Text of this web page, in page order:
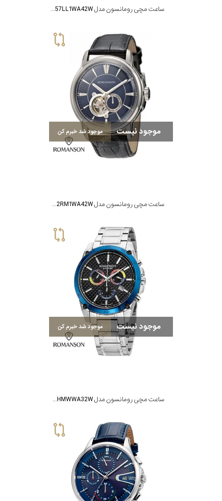
ساعت مچی رومانسون مدل TL4257LL1WA42W
موجود نیست موجود شد خبرم کن
ساعت مچی رومانسون مدل TL4212RM1WA42W
موجود نیست موجود شد خبرم کن
ساعت مچی رومانسون مدل TM9A04HMWWA32W